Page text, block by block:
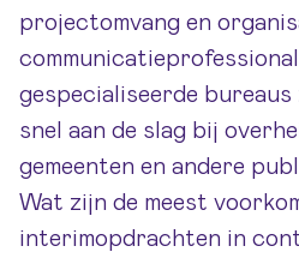
projectomvang en
gespecialiseerde bureaus
snel aan de slag bij
gemeenten en andere
Wat zijn de meest
interimopdrachten in